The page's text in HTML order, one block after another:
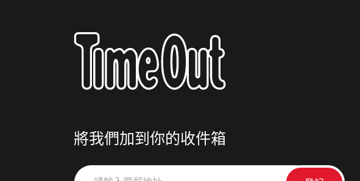
將我們加到你的收件箱
請